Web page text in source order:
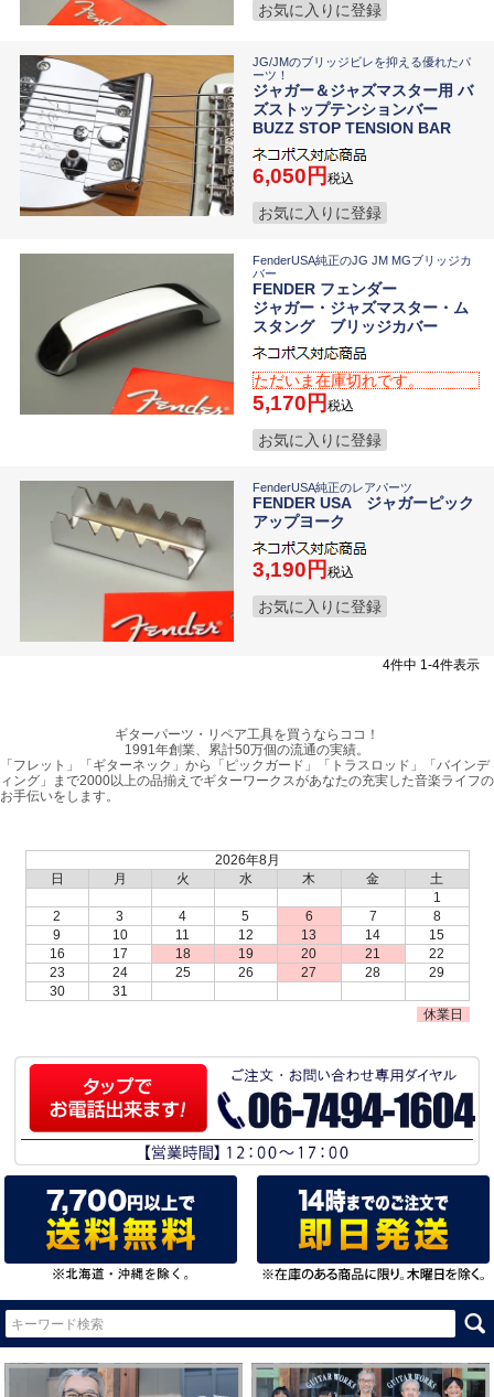
お気に入りに登録
JG/JMのブリッジビレを抑える優れたパ
ーツ！
ジャガー＆ジャズマスター用 バ
ズストップテンションバー
BUZZ STOP TENSION BAR
6,050 税込
お気に入りに登録
FenderUSA純正のJG JM MGブリッジカ
バー
FENDER フェンダー
ジャガー・ジャズマスター・ム
スタング ブリッジカバー
ただいま在庫切れです。
5,170 税込
お気に入りに登録
FenderUSA純正のレアパーツ
FENDER USA ジャガーピック
アップヨーク
3,190 税込
お気に入りに登録
4件中 1-4件表示
ギターパーツ・リペア工具を買うならココ！
1991年創業、累計50万個の流通の実績。
「フレット」「ギターネック」から「ピックガード」「トラスロッド」「バインデ
ィング」まで2000以上の品揃えでギターワークスがあなたの充実した音楽ライフの
お手伝いをします。
2026年8月
日
月 火 水 木 金
土
1
2
3 4 5 6 7
8
9
10 11 12 13 14
15
16
17 18 19 20 21
22
23
24 25 26 27 28
29
30
31
休業日